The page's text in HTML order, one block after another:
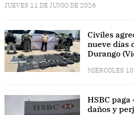
JUEVES 11 DE JUNIO DE 2026
Civiles
nueve días
Durango
MIÉRCOLES
HSBC
daños y